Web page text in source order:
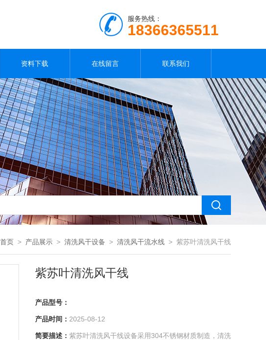
服务热线：
18366365511
资料下载 在线留言 联系我们
首页 > 产品展示 > 清洗风干设备 > 清洗风干流水线 > 紫苏叶清洗风干线
紫苏叶清洗风干线
产品型号：
产品时间： 2025-08-12
简要描述： 紫苏叶清洗风干线设备采用304不锈钢材质制造，清洗